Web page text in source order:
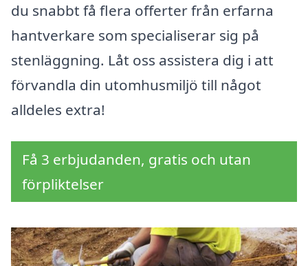
du snabbt få flera offerter från erfarna
hantverkare som specialiserar sig på
stenläggning. Låt oss assistera dig i att
förvandla din utomhusmiljö till något
alldeles extra!
Få 3 erbjudanden, gratis och utan
förpliktelser